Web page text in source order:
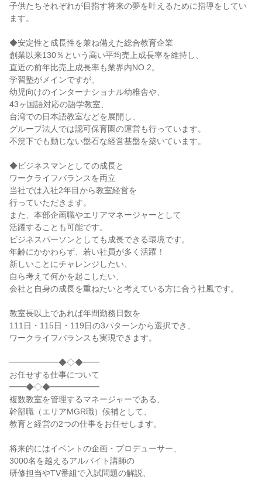
子供たちそれぞれが目指す将来の夢を叶えるために指導をしてい
ます。
◆安定性と成長性を兼ね備えた総合教育企業
創業以来130％という高い平均売上成長率を維持し、
直近の前年比売上成長率も業界内NO.2。
学習塾がメインですが、
幼児向けのインターナショナル幼稚舎や、
43ヶ国語対応の語学教室、
台湾での日本語教室などを展開し、
グループ法人では認可保育園の運営も行っています。
不況下でも動じない盤石な経営基盤を築いています。
◆ビジネスマンとしての成長と
ワークライフバランスを両立
当社では入社2年目から教室経営を
行っていただきます。
また、本部企画職やエリアマネージャーとして
活躍することも可能です。
ビジネスパーソンとしても成長できる環境です。
年齢にかかわらず、若い社員が多く活躍！
新しいことにチャレンジしたい、
自ら考えて何かを起こしたい、
会社と自身の成長を重ねたいと考えている方に合う社風です。
教室長以上であれば年間勤務日数を
111日・115日・119日の3パターンから選択でき、
ワークライフバランスも実現できます。
━━━━━━◆◇◆━━
お任せする仕事について
━━◆◇◆━━━━━━
複数教室を管理するマネージャーである、
幹部職（エリアMGR職）候補として、
教育と経営の2つの仕事をお任せします。
将来的にはイベントの企画・プロデューサー、
3000名を越えるアルバイト講師の
研修担当やTV番組で入試問題の解説、